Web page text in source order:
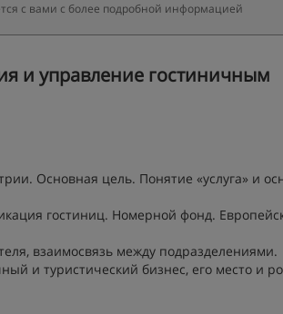
с вами с более подробной информацией
и управление гостиничным
Основная цель. Понятие «услуга» и
гостиниц. Номерной фонд.
взаимосвязь между подразделениями.
и туристический бизнес, его место и